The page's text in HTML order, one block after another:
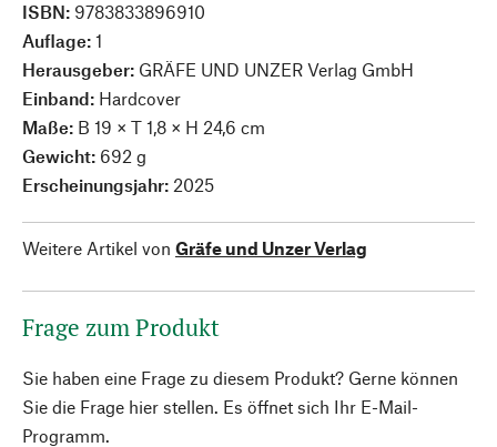
ISBN: 9783833896910
Auflage: 1
Herausgeber: GRÄFE UND UNZER Verlag GmbH
Einband: Hardcover
Maße: B 19 × T 1,8 × H 24,6 cm
Gewicht: 692 g
Erscheinungsjahr: 2025
Weitere Artikel von Gräfe und Unzer Verlag
Frage zum Produkt
Sie haben eine Frage zu diesem Produkt? Gerne können
Sie die Frage hier stellen. Es öffnet sich Ihr E-Mail-
Programm.